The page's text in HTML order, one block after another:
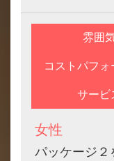
雰囲
コストパフォ
サービ
女性
パッケージ２